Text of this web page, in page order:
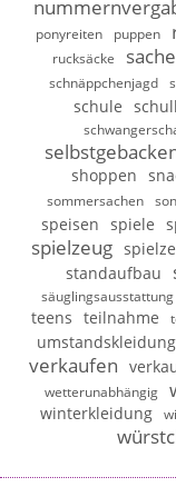
ponyreiten
puppen
rucksäcke
schnäppchenjagd
schule
shoppen
sommersachen
speisen spiele
spielzeug
standaufbau
säuglingsausstattung
teens teilnahme
umstandskleidung
verkaufen
wetterunabhängig
winterkleidung